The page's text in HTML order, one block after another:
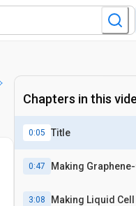
Chapters in this
0:05 Title
0:47 Making
3:08 Making Liquid